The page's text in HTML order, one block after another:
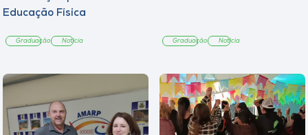
Educação Física
Graduação Notícia Graduação Notícia